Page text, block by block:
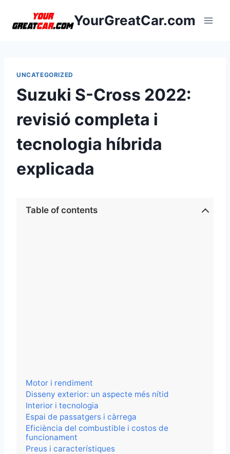
YourGreatCar.com
UNCATEGORIZED
Suzuki S-Cross 2022:
revisió completa i
tecnologia híbrida
explicada
Table of contents
Motor i rendiment
Disseny exterior: un aspecte més nítid
Interior i tecnologia
Espai de passatgers i càrrega
Eficiència del combustible i costos de
funcionament
Preus i característiques